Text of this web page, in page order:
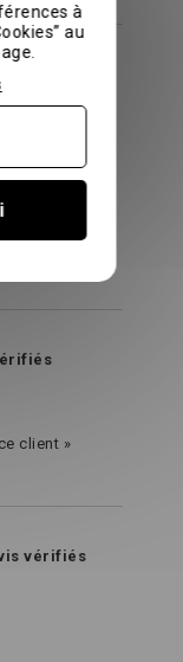
très
client »
vérifiés
à
au